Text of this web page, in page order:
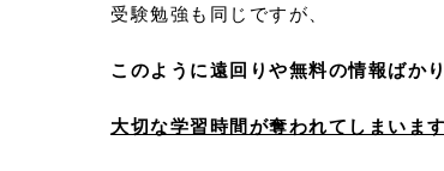
受験勉強も同じですが、
このように遠回りや無料の情報ばか
大切な学習時間が奪われてしまいます